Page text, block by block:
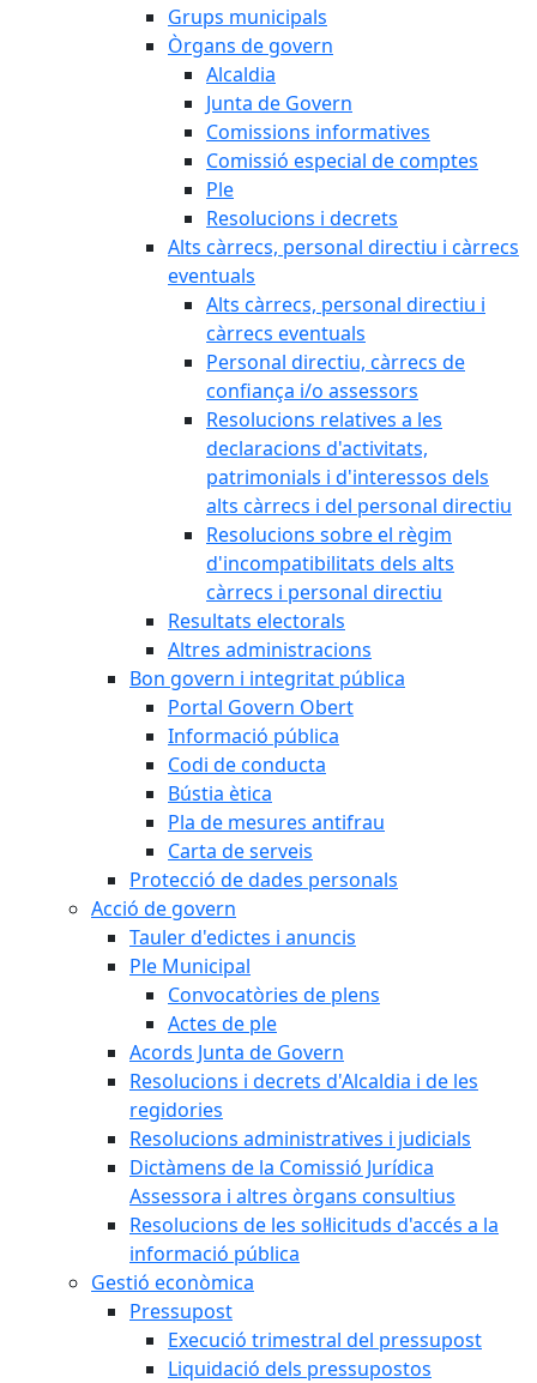
Grups municipals
Òrgans de govern
Alcaldia
Junta de Govern
Comissions informatives
Comissió especial de comptes
Ple
Resolucions i decrets
Alts càrrecs, personal directiu i càrrecs
eventuals
Alts càrrecs, personal directiu i
càrrecs eventuals
Personal directiu, càrrecs de
confiança i/o assessors
Resolucions relatives a les
declaracions d'activitats,
patrimonials i d'interessos dels
alts càrrecs i del personal directiu
Resolucions sobre el règim
d'incompatibilitats dels alts
càrrecs i personal directiu
Resultats electorals
Altres administracions
Bon govern i integritat pública
Portal Govern Obert
Informació pública
Codi de conducta
Bústia ètica
Pla de mesures antifrau
Carta de serveis
Protecció de dades personals
Acció de govern
Tauler d'edictes i anuncis
Ple Municipal
Convocatòries de plens
Actes de ple
Acords Junta de Govern
Resolucions i decrets d'Alcaldia i de les
regidories
Resolucions administratives i judicials
Dictàmens de la Comissió Jurídica
Assessora i altres òrgans consultius
Resolucions de les sol·licituds d'accés a la
informació pública
Gestió econòmica
Pressupost
Execució trimestral del pressupost
Liquidació dels pressupostos